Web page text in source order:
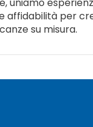
affidabilità per
su misura.